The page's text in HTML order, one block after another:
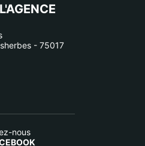
- 75017
nous